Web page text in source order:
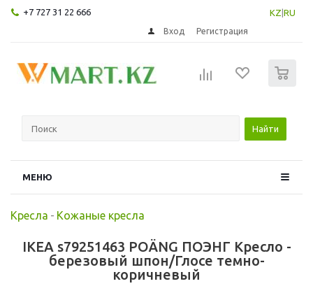
+7 727 31 22 666 KZ RU
Вход Регистрация
Найти
МЕНЮ
Кресла - Кожаные кресла
IKEA s79251463 POÄNG ПОЭНГ Кресло -
березовый шпон/Глосе темно-
коричневый